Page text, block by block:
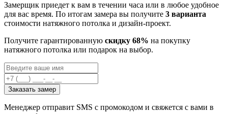
Замерщик приедет к вам в течении часа или в любое удобное
для вас время. По итогам замера вы получите 3 варианта
стоимости натяжного потолка и дизайн-проект.
Получите гарантированную скидку 68% на покупку
натяжного потолка или подарок на выбор.
Заказать замер
Менеджер отправит SMS с промокодом и свяжется с вами в